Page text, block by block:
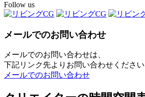
Follow us
メールでのお問い合わせ
メールでのお問い合わせは、
下記リンク先よりお問い合わせください
メールでのお問い合わせ